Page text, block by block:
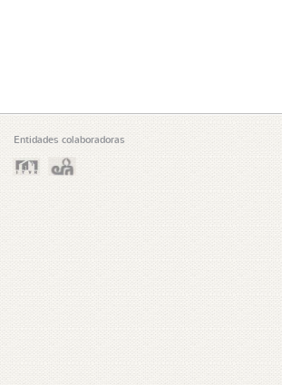
Entidades colaboradoras